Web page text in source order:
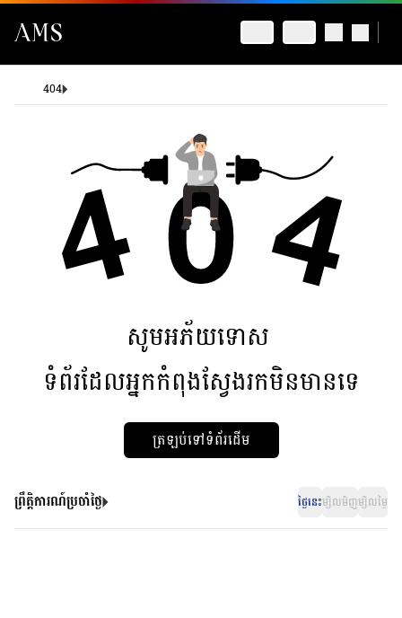
404
សូមអភ័យទោស
ទំព័រដែលអ្នកកំពុងស្វែងរកមិនមានទេ
ត្រឡប់ទៅទំព័រដើម
ព្រឹត្តិការណ៍ប្រចាំថ្ងៃ ថ្ងៃនេះម្សិលមិញម្សិលម្ងៃ